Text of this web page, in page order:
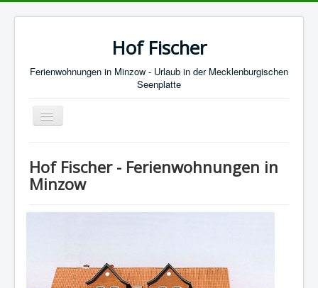
Hof Fischer
Ferienwohnungen in Minzow - Urlaub in der Mecklenburgischen
Seenplatte
Navigation
an/aus
Kontakt
Hof Fischer - Ferienwohnungen in
Minzow